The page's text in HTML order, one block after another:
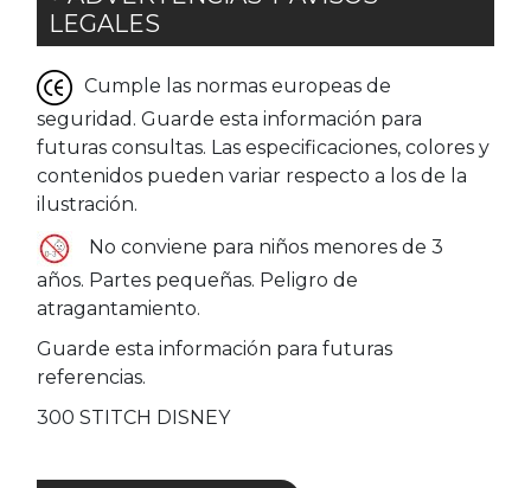
LEGALES
Cumple las normas europeas de
seguridad. Guarde esta información para
futuras consultas. Las especificaciones, colores y
contenidos pueden variar respecto a los de la
ilustración.
No conviene para niños menores de 3
años. Partes pequeñas. Peligro de
atragantamiento.
Guarde esta información para futuras
referencias.
300 STITCH DISNEY